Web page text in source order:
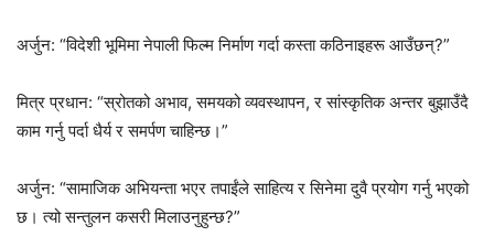
अर्जुन: “विदेशी भूमिमा नेपाली फिल्म निर्माण गर्दा कस्ता कठिनाइहरू आउँछन्?”
मित्र प्रधान: “स्रोतको अभाव, समयको व्यवस्थापन, र सांस्कृतिक अन्तर बुझाउँदै
काम गर्नु पर्दा धैर्य र समर्पण चाहिन्छ।”
अर्जुन: “सामाजिक अभियन्ता भएर तपाईंले साहित्य र सिनेमा दुवै प्रयोग गर्नु भएको
छ। त्यो सन्तुलन कसरी मिलाउनुहुन्छ?”